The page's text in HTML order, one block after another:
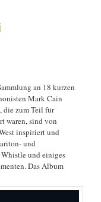
an 18 kurzen
Mark Cain
die zum Teil für
waren, sind von
inspiriert und
und
und einiges
Das Album